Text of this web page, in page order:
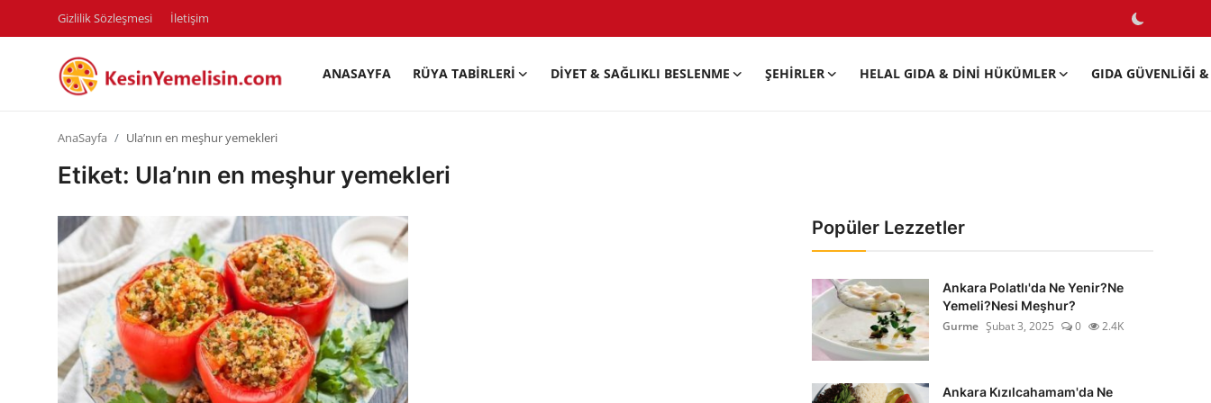
Gizlilik Sözleşmesi İletişim
ANASAYFA RÜYA TABIRLERI DIYET & SAĞLIKLI BESLENME ŞEHIRLER HELAL GIDA & DINI HÜKÜMLER GIDA GÜVENLIĞI
Diyet & Sağlıklı Beslenme
İletişim
Helal Gıda & Dini Hükümler
Gıda Güvenliği & Bilimi
AnaSayfa Ula’nın en meşhur yemekleri
Etiket: Ula’nın en meşhur yemekleri
Popüler Lezzetler
Ankara Polatlı'da Ne Yenir?Ne
Yemeli?Nesi Meşhur?
Gurme Şubat 3, 2025 0 2.4K
Ankara Kızılcahamam'da Ne